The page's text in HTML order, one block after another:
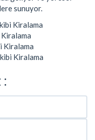
sunuyor.
Kiralama
Kiralama
Kiralama